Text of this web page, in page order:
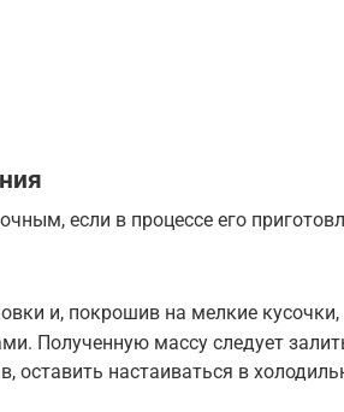
если в процессе его
и, покрошив на мелкие кусочки,
Полученную массу следует
оставить настаиваться в